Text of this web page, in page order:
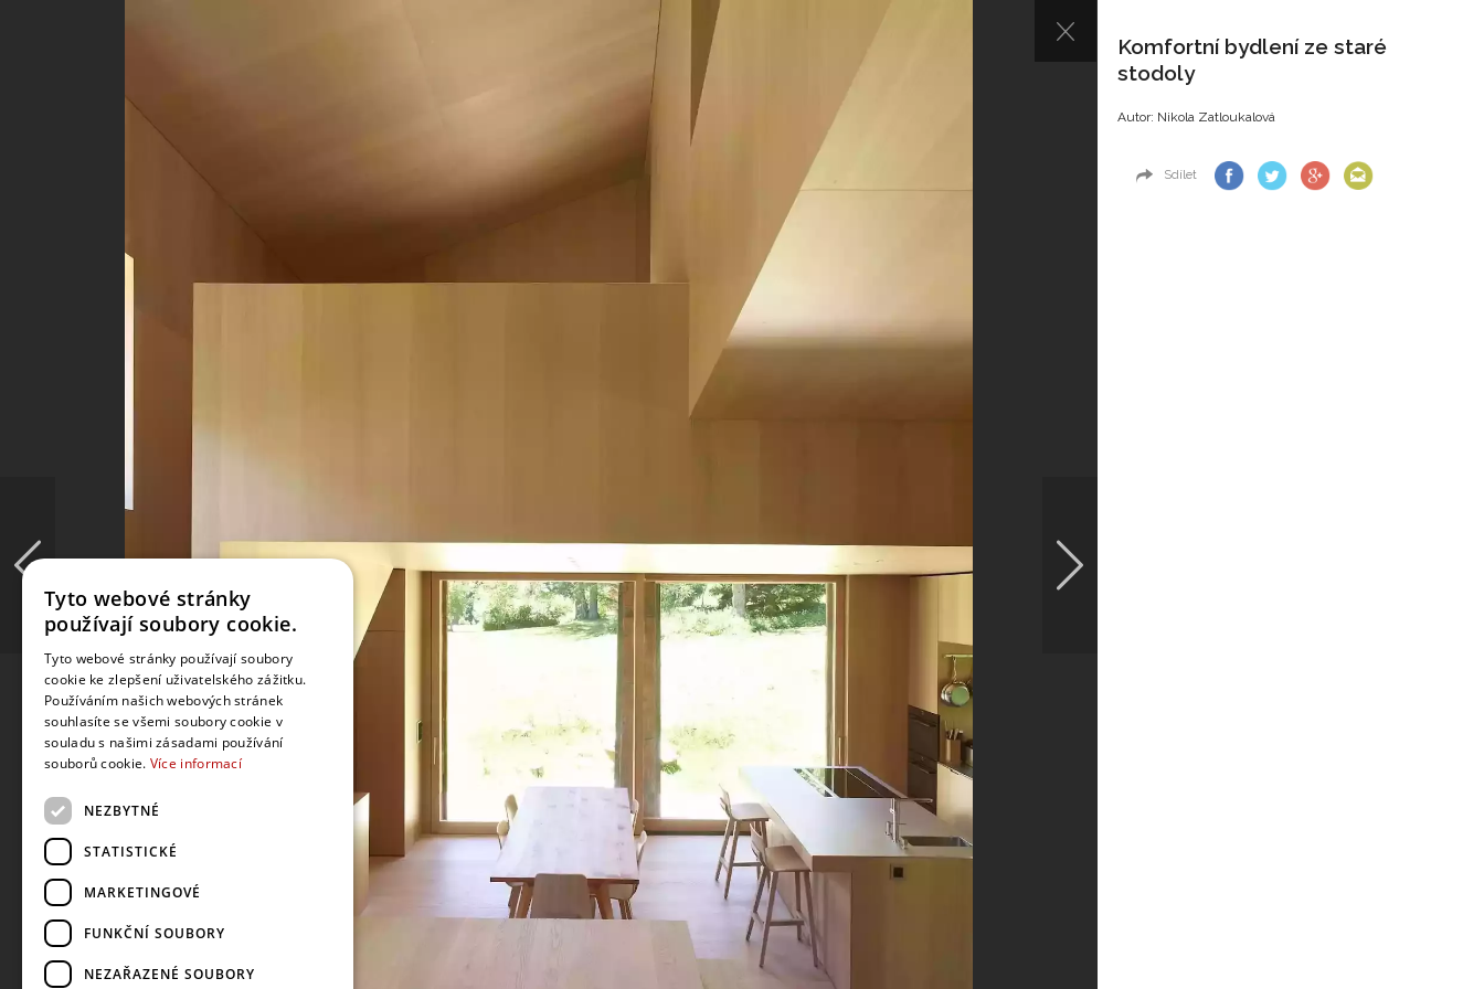
Komfortní bydlení ze staré
stodoly
Autor: Nikola Zatloukalová
Sdílet
Tyto webové stránky
používají soubory cookie.
Tyto webové stránky používají soubory
cookie ke zlepšení uživatelského zážitku.
Používáním našich webových stránek
souhlasíte se všemi soubory cookie v
souladu s našimi zásadami používání
souborů cookie. Více informací
NEZBYTNÉ
STATISTICKÉ
MARKETINGOVÉ
FUNKČNÍ SOUBORY
NEZAŘAZENÉ SOUBORY